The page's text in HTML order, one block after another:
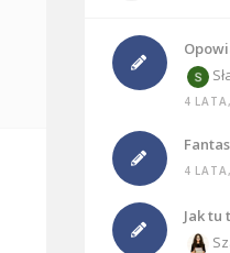
4
4
Jak tu